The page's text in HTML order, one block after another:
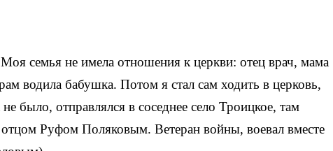
семья не имела отношения к церкви: отец врач, мама
водила бабушка. Потом я стал сам ходить в церковь,
было, отправлялся в соседнее село Троицкое, там
Руфом Поляковым. Ветеран вой­ны, воевал вместе